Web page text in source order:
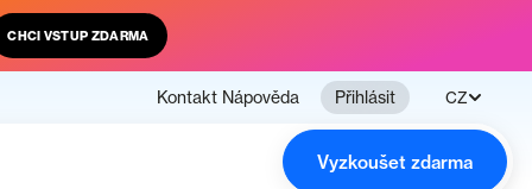
CHCI VSTUP ZDARMA
Kontakt Nápověda Přihlásit CZ
Vyzkoušet zdarma